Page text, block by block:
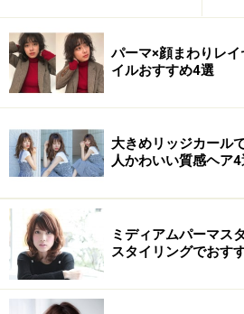
あご上のラインに設定した、丸み
ートボブスタイル。動きを出す
重くなりすぎないようにカットし
ップからサイドにつながるよう
質感はそぎ落としすぎないように
パーマ
毛先にしっかりパーマをかけてい
さは28mmを中心に、平巻きで巻
パーマ×顔まわりレ
イルおすすめ4選
大きめリッジカール
人かわいい質感ヘア
ミディアムパーマス
スタイリングでおす